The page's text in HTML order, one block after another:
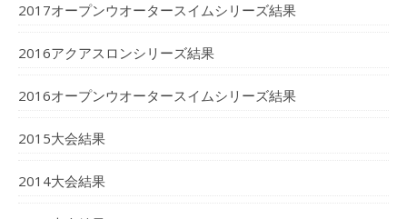
2017オープンウオータースイムシリーズ結果
2016アクアスロンシリーズ結果
2016オープンウオータースイムシリーズ結果
2015大会結果
2014大会結果